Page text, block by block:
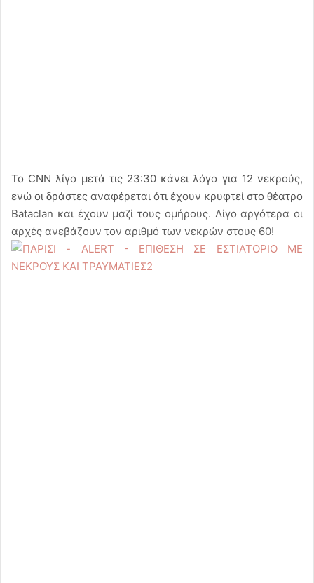
Το CNN λίγο μετά τις 23:30 κάνει λόγο για 12 νεκρούς,
ενώ οι δράστες αναφέρεται ότι έχουν κρυφτεί στο θέατρο
Bataclan και έχουν μαζί τους ομήρους. Λίγο αργότερα οι
αρχές ανεβάζουν τον αριθμό των νεκρών στους 60!